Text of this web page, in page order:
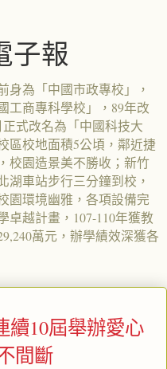
子報
身為「中國市政專校」，
工商專科學校」，89年改
式改名為「中國科技大
區校地面積5公頃，鄰近捷
校園造景美不勝收；新竹
湖車站步行三分鐘到校，
園環境幽雅，各項設備完
卓越計畫，107-110年獲教
萬元，辦學績效深獲各
續10屆舉辦愛心
間斷